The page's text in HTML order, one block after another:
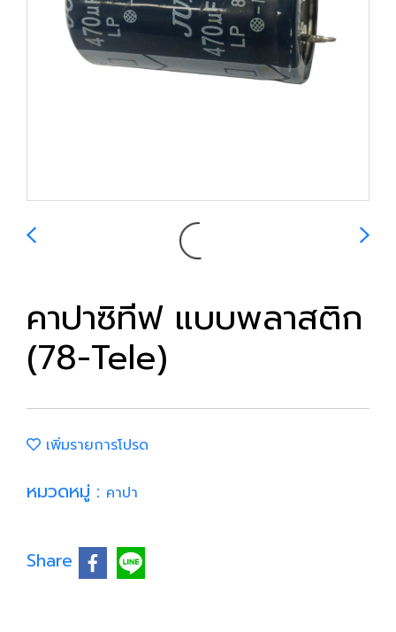
คาปาซิทีฟ แบบพลาสติก
(78-Tele)
เพิ่มรายการโปรด
หมวดหมู่ : คาปา
Share